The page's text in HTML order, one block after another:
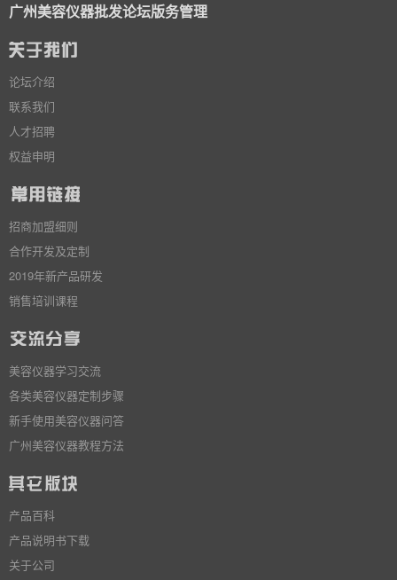
广州美容仪器批发论坛版务管理
论坛介绍
联系我们
人才招聘
权益申明
招商加盟细则
合作开发及定制
2019年新产品研发
销售培训课程
美容仪器学习交流
各类美容仪器定制步骤
新手使用美容仪器问答
广州美容仪器教程方法
产品百科
产品说明书下载
关于公司